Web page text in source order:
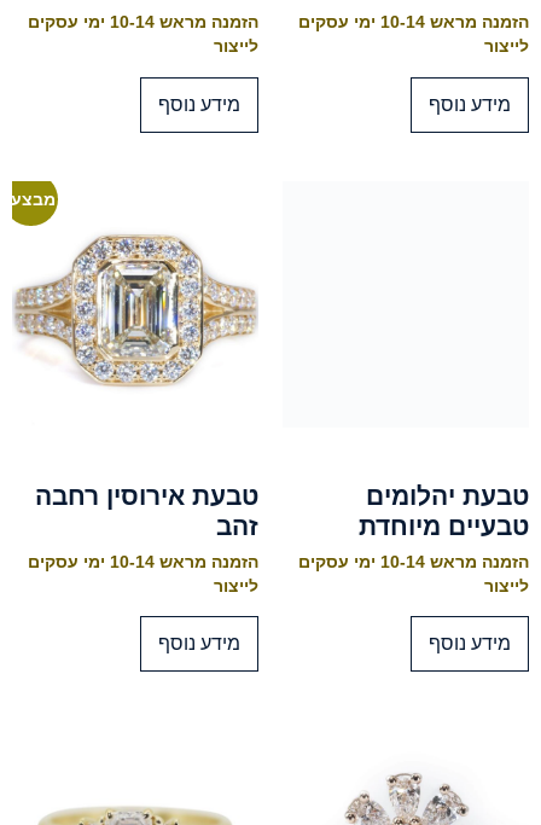
הזמנה מראש 10-14 ימי עסקים
לייצור
מידע נוסף
הזמנה מראש 10-14 ימי עסקים
לייצור
מידע נוסף
טבעת יהלומים
טבעיים מיוחדת
הזמנה מראש 10-14 ימי עסקים
לייצור
מידע נוסף
מבצע!
טבעת אירוסין רחבה
זהב
הזמנה מראש 10-14 ימי עסקים
לייצור
מידע נוסף